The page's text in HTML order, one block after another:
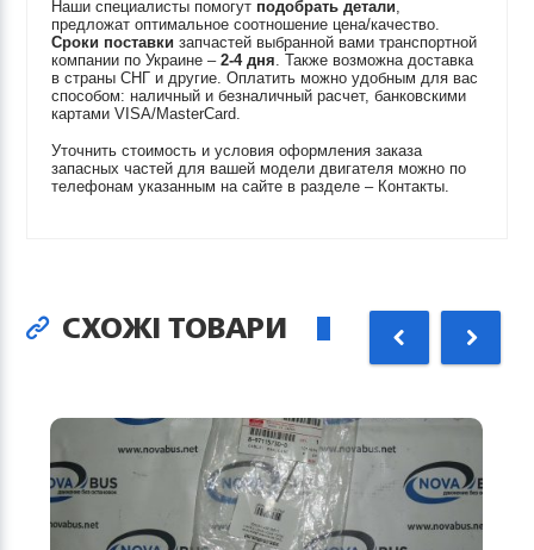
Наши специалисты помогут подобрать детали,
предложат оптимальное соотношение цена/качество.
Сроки поставки запчастей выбранной вами транспортной
компании по Украине –2-4 дня. Также возможна доставка
в страны СНГ и другие. Оплатить можно удобным для вас
способом: наличный и безналичный расчет, банковскими
картами VISA/MasterCard.
Уточнить стоимость и условия оформления заказа
запасных частей для вашей модели двигателя можно по
телефонам указанным на сайте в разделе – Контакты.
СХОЖІ ТОВАРИ